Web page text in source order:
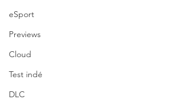
eSport
Previews
Cloud
Test indé
DLC